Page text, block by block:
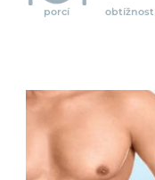
porcí obtížnost